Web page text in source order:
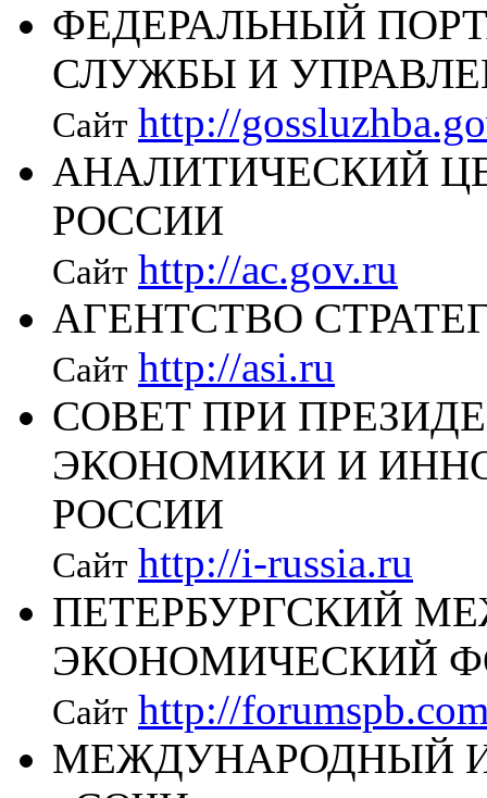
ФЕДЕРАЛЬНЫЙ
СЛУЖБЫ И
Сайт http://
АНАЛИТИЧЕСКИЙ
РОССИИ
Сайт http://ac.gov.ru
АГЕНТСТВО
Сайт http://asi.ru
СОВЕТ ПРИ
ЭКОНОМИКИ И
РОССИИ
Сайт http://i-russia.ru
ПЕТЕРБУРГСКИЙ
ЭКОНОМИЧЕСКИЙ
Сайт http://
МЕЖДУНАРОДНЫЙ